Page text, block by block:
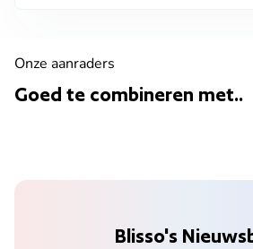
Onze aanraders
Goed te combineren met..
Blisso's